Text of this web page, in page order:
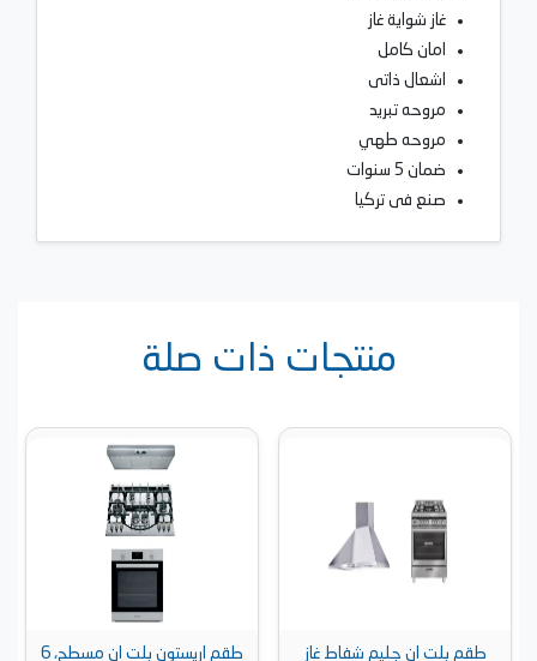
غاز شواية غاز
امان كامل
اشعال ذاتى
مروحه تبريد
مروحه طهي
ضمان 5 سنوات
صنع فى تركيا
منتجات ذات صلة
طقم بلت ان جليم شفاط غاز
طقم اريستون بلت ان مسطح، 6